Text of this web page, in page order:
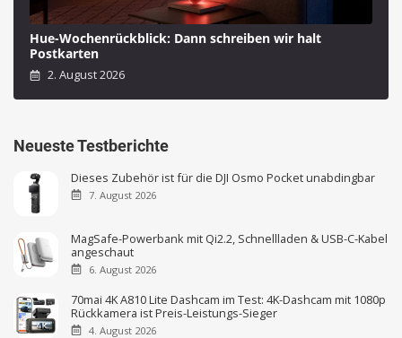
Hue-Wochenrückblick: Dann schreiben wir halt
Postkarten
2. August 2026
Neueste Testberichte
Dieses Zubehör ist für die DJI Osmo Pocket unabdingbar
7. August 2026
MagSafe-Powerbank mit Qi2.2, Schnellladen & USB-C-Kabel
angeschaut
6. August 2026
70mai 4K A810 Lite Dashcam im Test: 4K-Dashcam mit 1080p
Rückkamera ist Preis-Leistungs-Sieger
4. August 2026